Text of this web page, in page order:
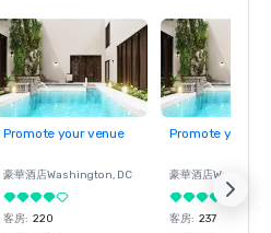
Promote your venue
豪華酒店Washington, DC
客房: 220
Promote your
豪華酒店
客房: 237